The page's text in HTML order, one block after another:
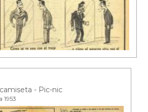
- Pic-nic
1953